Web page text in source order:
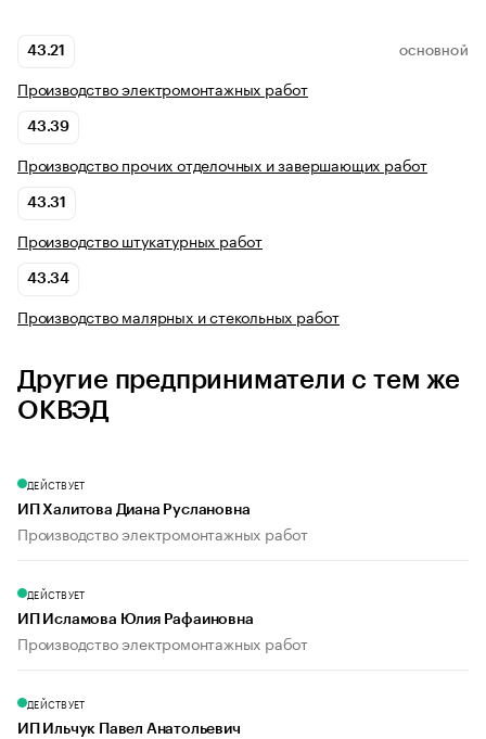
43.21 ОСНОВНОЙ
Производство электромонтажных работ
43.39
Производство прочих отделочных и завершающих работ
43.31
Производство штукатурных работ
43.34
Производство малярных и стекольных работ
Другие предприниматели с тем же
ОКВЭД
ДЕЙСТВУЕТ
ИП Халитова Диана Руслановна
Производство электромонтажных работ
ДЕЙСТВУЕТ
ИП Исламова Юлия Рафаиновна
Производство электромонтажных работ
ДЕЙСТВУЕТ
ИП Ильчук Павел Анатольевич